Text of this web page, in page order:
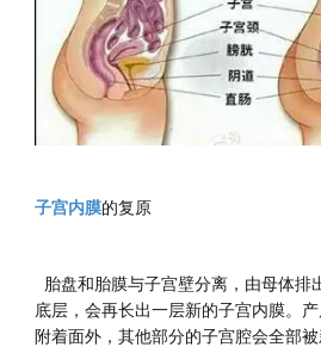
子宫内膜的复原
胎盘和胎膜与子宫壁分离，由母体排
底层，会再长出一层新的子宫内膜。
附着面外，其他部分的子宫腔会全部